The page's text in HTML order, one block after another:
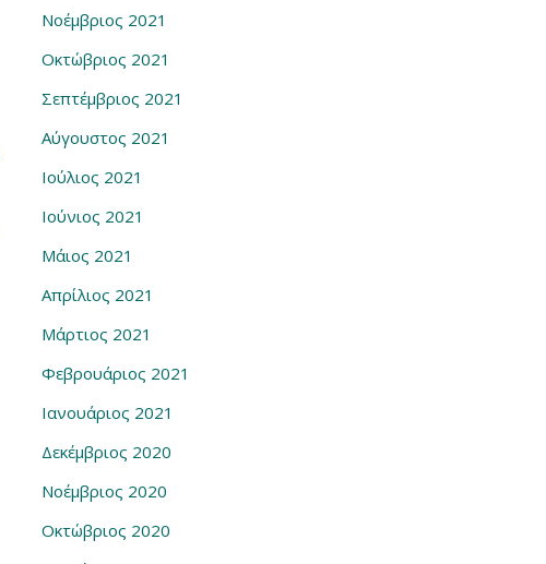
Νοέμβριος 2021
Οκτώβριος 2021
Σεπτέμβριος 2021
Αύγουστος 2021
Ιούλιος 2021
Ιούνιος 2021
Μάιος 2021
Απρίλιος 2021
Μάρτιος 2021
Φεβρουάριος 2021
Ιανουάριος 2021
Δεκέμβριος 2020
Νοέμβριος 2020
Οκτώβριος 2020